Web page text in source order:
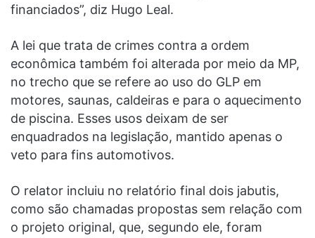
financiados”, diz Hugo Leal.
A lei que trata de crimes contra a ordem
econômica também foi alterada por meio da MP,
no trecho que se refere ao uso do GLP em
motores, saunas, caldeiras e para o aquecimento
de piscina. Esses usos deixam de ser
enquadrados na legislação, mantido apenas o
veto para fins automotivos.
O relator incluiu no relatório final dois jabutis,
como são chamadas propostas sem relação com
o projeto original, que, segundo ele, foram